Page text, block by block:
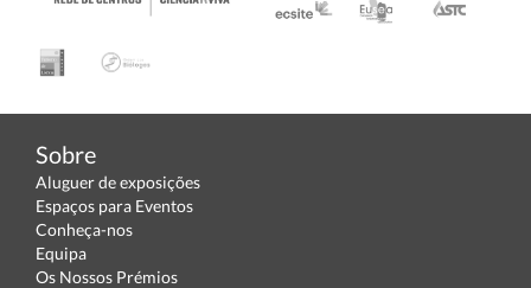
Sobre
Aluguer de exposições
Espaços para Eventos
Conheça-nos
Equipa
Os Nossos Prémios